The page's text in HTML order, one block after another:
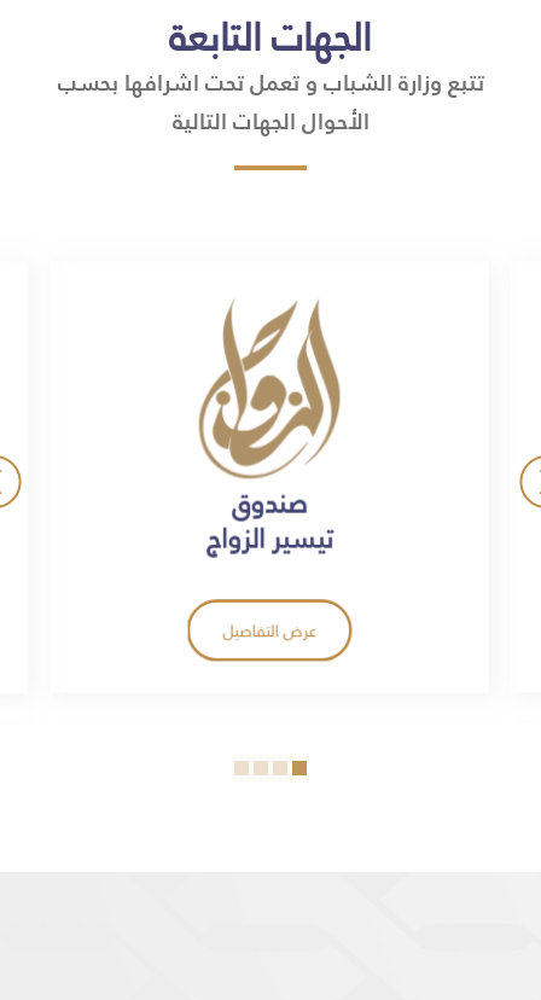
الجهات التابعة
تتبع وزارة الشباب و تعمل تحت اشرافها بحسب
الأحوال الجهات التالية
صندوق
تيسير الزواج
عرض التفاصيل